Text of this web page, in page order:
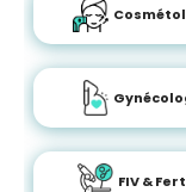
FIV &